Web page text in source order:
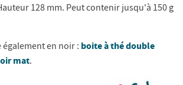
128 mm. Peut contenir jusqu'à 150 g
en noir : boite à thé double
mat.